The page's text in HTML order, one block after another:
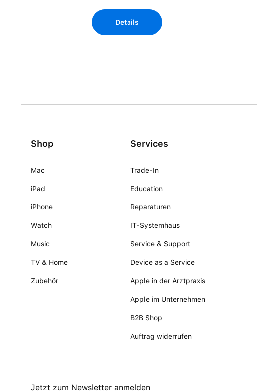
Details
Shop
Mac
iPad
iPhone
Watch
Music
TV & Home
Zubehör
Services
Trade-In
Education
Reparaturen
IT-Systemhaus
Service & Support
Device as a Service
Apple in der Arztpraxis
Apple im Unternehmen
B2B Shop
Auftrag widerrufen
Jetzt zum Newsletter anmelden